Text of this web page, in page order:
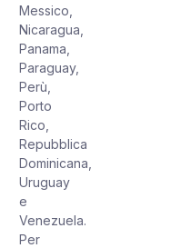
Messico,
Nicaragua,
Panama,
Paraguay,
Perù,
Porto
Rico,
Repubblica
Dominicana,
Uruguay
e
Venezuela.
Per